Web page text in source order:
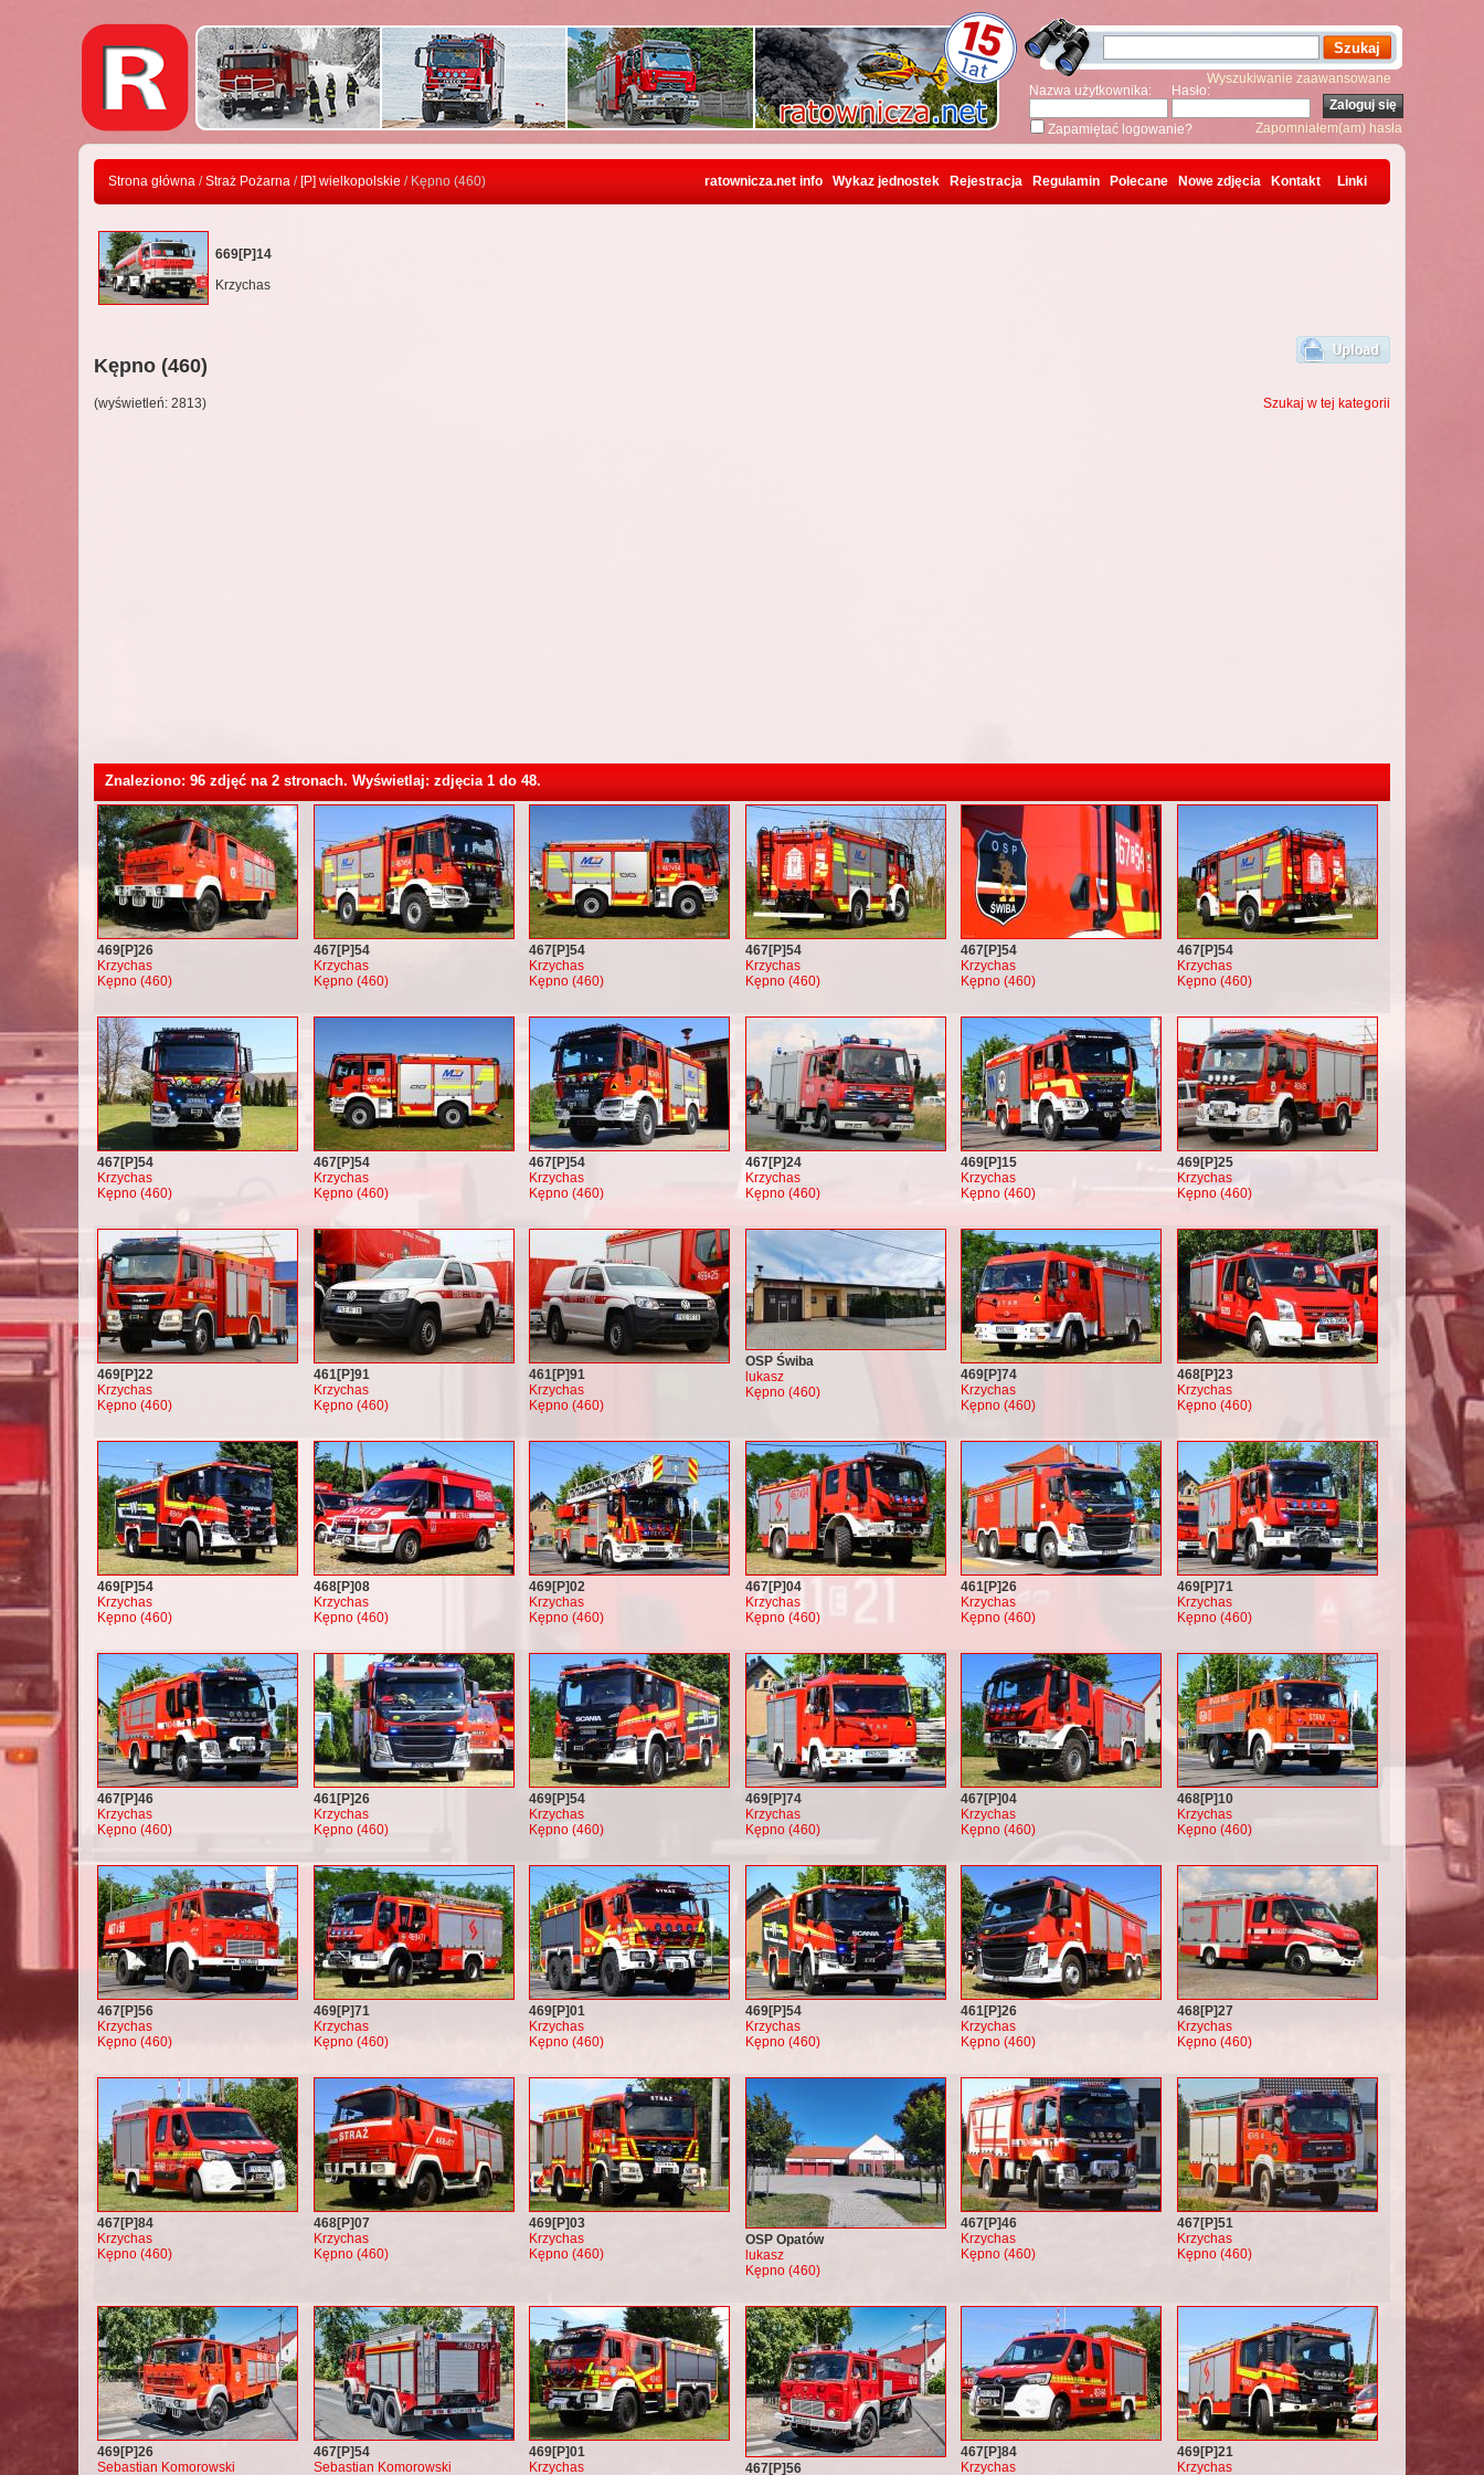
Wyszukiwanie zaawansowane
Nazwa użytkownika:
Hasło:
Zapamiętać logowanie? Zapomniałem(am) hasła
Strona główna /Straż Pożarna / [P] wielkopolskie / Kępno (460) ratownicza.net info Wykaz jednostek Rejestracja Regulamin Polecane Nowe zdjęcia Kontakt Linki
669[P]14
Krzychas
Kępno (460)
(wyświetleń: 2813) Szukaj w tej kategorii
Znaleziono: 96 zdjęć na 2 stronach. Wyświetlaj: zdjęcia 1 do 48.
469[P]26
Krzychas
Kępno (460)
467[P]54
Krzychas
Kępno (460)
467[P]54
Krzychas
Kępno (460)
467[P]54
Krzychas
Kępno (460)
467[P]54
Krzychas
Kępno (460)
467[P]54
Krzychas
Kępno (460)
467[P]54
Krzychas
Kępno (460)
467[P]54
Krzychas
Kępno (460)
467[P]54
Krzychas
Kępno (460)
467[P]24
Krzychas
Kępno (460)
469[P]15
Krzychas
Kępno (460)
469[P]25
Krzychas
Kępno (460)
469[P]22
Krzychas
Kępno (460)
461[P]91
Krzychas
Kępno (460)
461[P]91
Krzychas
Kępno (460)
OSP Świba
lukasz
Kępno (460)
469[P]74
Krzychas
Kępno (460)
468[P]23
Krzychas
Kępno (460)
469[P]54
Krzychas
Kępno (460)
468[P]08
Krzychas
Kępno (460)
469[P]02
Krzychas
Kępno (460)
467[P]04
Krzychas
Kępno (460)
461[P]26
Krzychas
Kępno (460)
469[P]71
Krzychas
Kępno (460)
467[P]46
Krzychas
Kępno (460)
461[P]26
Krzychas
Kępno (460)
469[P]54
Krzychas
Kępno (460)
469[P]74
Krzychas
Kępno (460)
467[P]04
Krzychas
Kępno (460)
468[P]10
Krzychas
Kępno (460)
467[P]56
Krzychas
Kępno (460)
469[P]71
Krzychas
Kępno (460)
469[P]01
Krzychas
Kępno (460)
469[P]54
Krzychas
Kępno (460)
461[P]26
Krzychas
Kępno (460)
468[P]27
Krzychas
Kępno (460)
467[P]84
Krzychas
Kępno (460)
468[P]07
Krzychas
Kępno (460)
469[P]03
Krzychas
Kępno (460)
OSP Opatów
lukasz
Kępno (460)
467[P]46
Krzychas
Kępno (460)
467[P]51
Krzychas
Kępno (460)
469[P]26
Sebastian Komorowski
467[P]54
Sebastian Komorowski
469[P]01
Krzychas
467[P]56
467[P]84
Krzychas
469[P]21
Krzychas